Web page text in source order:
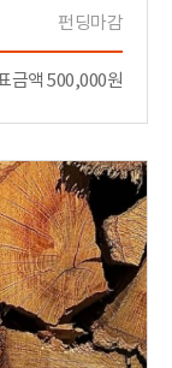
펀딩마감
금액 500,000원